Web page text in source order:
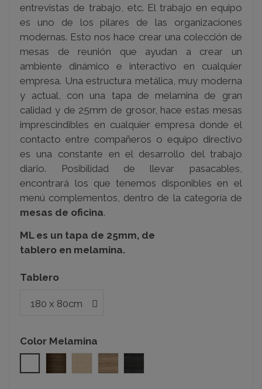
entrevistas de trabajo, etc. El trabajo en equipo
es uno de los pilares de las organizaciones
modernas. Esto nos hace crear una colección de
mesas de reunión que ayudan a crear un
ambiente dinámico e interactivo en cualquier
empresa. Una estructura metálica, muy moderna
y actual, con una tapa de melamina de gran
calidad y de 25mm de grosor, hace estas mesas
imprescindibles en cualquier empresa donde el
contacto entre compañeros o equipo directivo
es una constante en el desarrollo del trabajo
diario.
Posibilidad de llevar pasacables,
encontrará los que tenemos disponibles en el
menú complementos, dentro de la categoría de
mesas de oficina.
ML es un tapa de 25mm, de
tablero en melamina.
Tablero
Color Melamina